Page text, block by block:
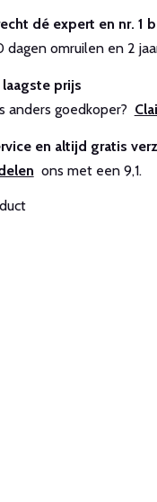
dé expert en nr. 1
dagen omruilen en 2
prijs
anders goedkoper?
en altijd gratis
ons met een 9,1.